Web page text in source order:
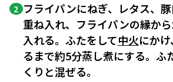
2 フライパンにねぎ、レタス、
重ね入れ、フライパンの縁か
入れる。ふたをして中火にか
るまで約5分蒸し煮にする。ふ
くりと混ぜる。